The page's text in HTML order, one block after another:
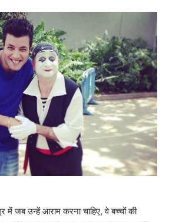
में जब उन्हें आराम करना चाहिए, वे बच्चों की